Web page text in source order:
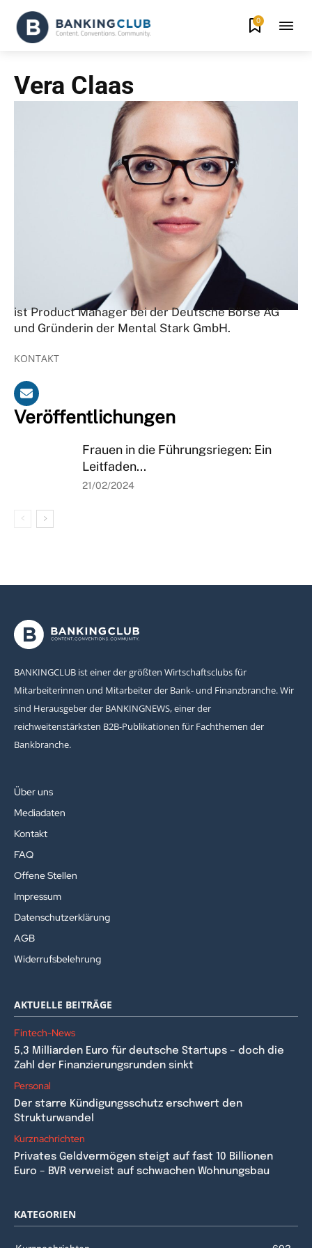
0
Vera Claas
ist Product Manager bei der Deutsche Börse AG
und Gründerin der Mental Stark GmbH.
KONTAKT
Veröffentlichungen
Frauen in die Führungsriegen: Ein
Leitfaden...
21/02/2024
BANKINGCLUB ist einer der größten Wirtschaftsclubs für
Mitarbeiterinnen und Mitarbeiter der Bank- und Finanzbranche. Wir
sind Herausgeber der BANKINGNEWS, einer der
reichweitenstärksten B2B-Publikationen für Fachthemen der
Bankbranche.
Über uns
Mediadaten
Kontakt
FAQ
Offene Stellen
Impressum
Datenschutzerklärung
AGB
Widerrufsbelehrung
AKTUELLE BEITRÄGE
Fintech-News
5,3 Milliarden Euro für deutsche Startups – doch die
Zahl der Finanzierungsrunden sinkt
Personal
Der starre Kündigungsschutz erschwert den
Strukturwandel
Kurznachrichten
Privates Geldvermögen steigt auf fast 10 Billionen
Euro – BVR verweist auf schwachen Wohnungsbau
KATEGORIEN